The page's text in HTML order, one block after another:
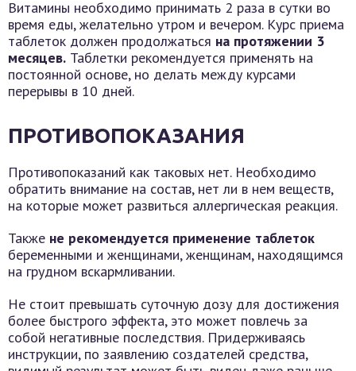
Витамины необходимо принимать 2 раза в сутки во
время еды, желательно утром и вечером. Курс приема
таблеток должен продолжаться на протяжении 3
месяцев. Таблетки рекомендуется применять на
постоянной основе, но делать между курсами
перерывы в 10 дней.
ПРОТИВОПОКАЗАНИЯ
Противопоказаний как таковых нет. Необходимо
обратить внимание на состав, нет ли в нем веществ,
на которые может развиться аллергическая реакция.
Также не рекомендуется применение таблеток
беременными и женщинами, женщинам, находящимся
на грудном вскармливании.
Не стоит превышать суточную дозу для достижения
более быстрого эффекта, это может повлечь за
собой негативные последствия. Придерживаясь
инструкции, по заявлению создателей средства,